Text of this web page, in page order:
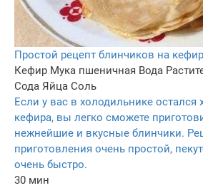
Простой рецепт блинчиков на
Кефир Мука пшеничная Вода
Сода Яйца Соль
Если у вас в холодильнике остался
кефира, вы легко сможете
нежнейшие и вкусные блинчики.
приготовления очень простой,
очень быстро.
30 мин